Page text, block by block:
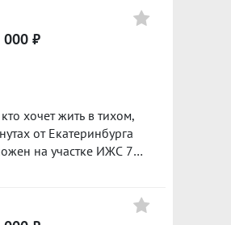
000 ₽
хочет жить в тихом,
от Екатеринбурга
на участке ИЖС 7
из газоблока с
— можно сразу
проживания, есть